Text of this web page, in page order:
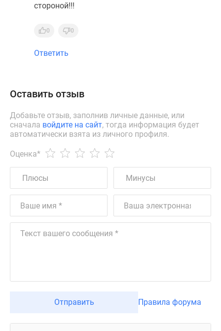
стороной!!!
0 0
Ответить
Оставить отзыв
Добавьте отзыв, заполнив личные данные, или
сначала войдите на сайт, тогда информация будет
автоматически взята из личного профиля.
Оценка*
Отправить Правила форума